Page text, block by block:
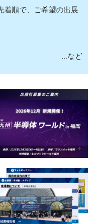
着順で、ご希望の出展
…など